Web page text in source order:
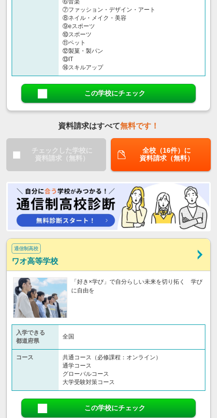
⑥音楽
⑦ファッション・デザイン・アート
⑧ネイル・メイク・美容
⑨eスポーツ
⑩スポーツ
⑪ペット
⑫製菓・製パン
⑬IT
⑭スキルアップ
この学校にチェック
資料請求はすべて無料です！
チェックした学校に
資料請求（無料）
全校（16件）に
資料請求（無料）
通信制高校
ワオ高等学校
「好き×学び」で自分らしい未来を切り拓く 学び
に自由を
入学できる
都道府県
全国
コース
共通コース（必修課程：オンライン）
通学コース
グローバルコース
大学受験対策コース
この学校にチェック